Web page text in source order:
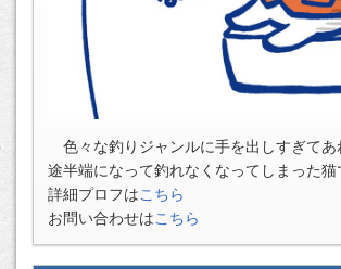
色々な釣りジャンルに手を出しすぎてあ
途半端になって釣れなくなってしまった猫
詳細プロフはこちら
お問い合わせはこちら